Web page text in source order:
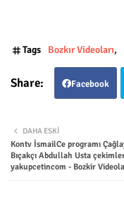
Tags Bozkır Videoları
Facebook
DAHA ESKI
Kontv İsmailCe programı
Bıçakçı Abdullah Usta
yakupcetincom - Bozkir